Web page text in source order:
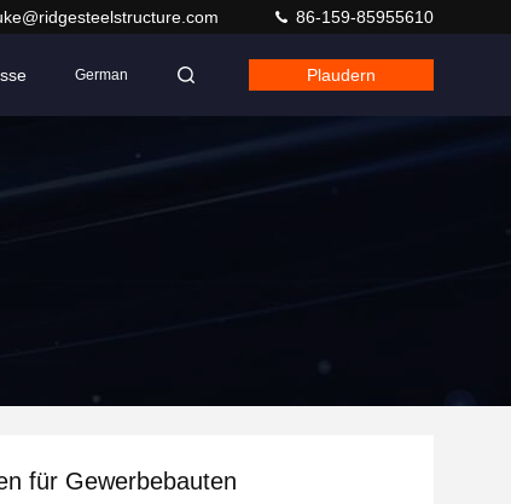
86-159-85955610
German Plaudern
für Gewerbebauten